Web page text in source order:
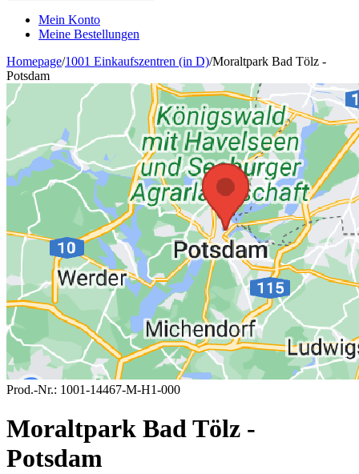
Mein Konto
Meine Bestellungen
Homepage/1001 Einkaufszentren (in D)/Moraltpark Bad Tölz -
Potsdam
Prod.-Nr.: 1001-14467-M-H1-000
Moraltpark Bad Tölz -
Potsdam